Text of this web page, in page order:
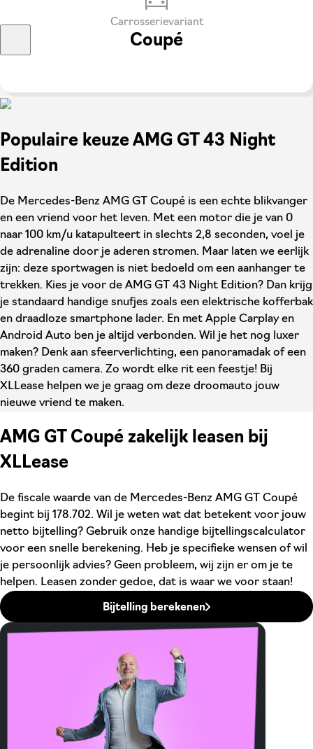
Carrosserievariant
Coupé
Populaire keuze AMG GT 43 Night
Edition
De Mercedes-Benz AMG GT Coupé is een echte blikvanger
en een vriend voor het leven. Met een motor die je van 0
naar 100 km/u katapulteert in slechts 2,8 seconden, voel je
de adrenaline door je aderen stromen. Maar laten we eerlijk
zijn: deze sportwagen is niet bedoeld om een aanhanger te
trekken. Kies je voor de AMG GT 43 Night Edition? Dan krijg
je standaard handige snufjes zoals een elektrische kofferbak
en draadloze smartphone lader. En met Apple Carplay en
Android Auto ben je altijd verbonden. Wil je het nog luxer
maken? Denk aan sfeerverlichting, een panoramadak of een
360 graden camera. Zo wordt elke rit een feestje! Bij
XLLease helpen we je graag om deze droomauto jouw
nieuwe vriend te maken.
AMG GT Coupé zakelijk leasen bij
XLLease
De fiscale waarde van de Mercedes-Benz AMG GT Coupé
begint bij 178.702. Wil je weten wat dat betekent voor jouw
netto bijtelling? Gebruik onze handige bijtellingscalculator
voor een snelle berekening. Heb je specifieke wensen of wil
je persoonlijk advies? Geen probleem, wij zijn er om je te
helpen. Leasen zonder gedoe, dat is waar we voor staan!
Bijtelling berekenen